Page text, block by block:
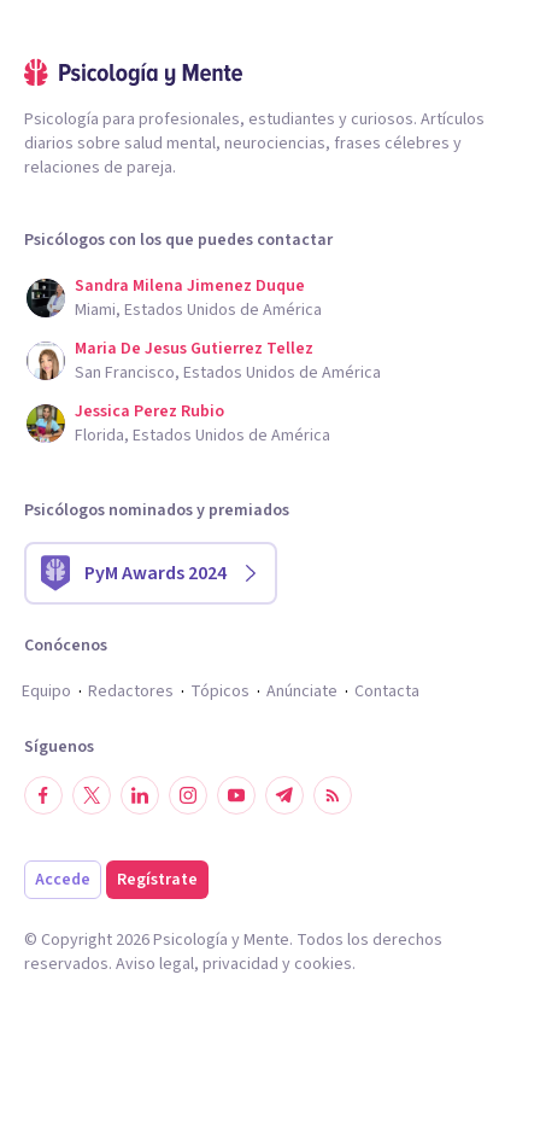
Psicología para profesionales, estudiantes y curiosos. Artículos
diarios sobre salud mental, neurociencias, frases célebres y
relaciones de pareja.
Psicólogos con los que puedes contactar
Sandra Milena Jimenez Duque
Miami, Estados Unidos de América
Maria De Jesus Gutierrez Tellez
San Francisco, Estados Unidos de América
Jessica Perez Rubio
Florida, Estados Unidos de América
Psicólogos nominados y premiados
PyM Awards 2024
Conócenos
Equipo
Redactores Tópicos Anúnciate Contacta
Síguenos
Accede Regístrate
© Copyright 2026Psicología y Mente. Todos los derechos
reservados. Aviso legal, privacidad y cookies.